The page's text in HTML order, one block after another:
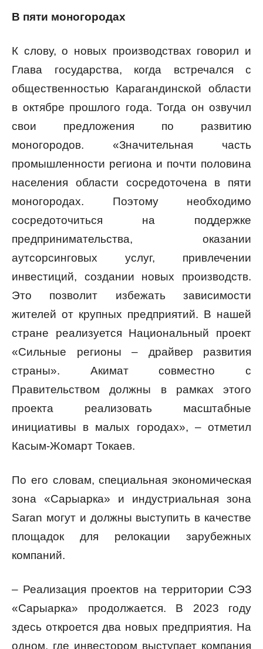
В пяти моногородах
К слову, о новых производствах говорил и
Глава государства, когда встречался с
общественностью Карагандинской области
в октябре прошлого года. Тогда он озвучил
свои предложения по развитию
моногородов. «Значительная часть
промышленности региона и почти половина
населения области сосредоточена в пяти
моногородах. Поэтому необходимо
сосредоточиться на поддержке
предпринимательства, оказании
аутсорсинговых услуг, привлечении
инвестиций, создании новых производств.
Это позволит избежать зависимости
жителей от крупных предприятий. В нашей
стране реализуется Национальный проект
«Сильные регионы – драйвер развития
страны». Акимат совместно с
Правительством должны в рамках этого
проекта реализовать масштабные
инициативы в малых городах», – отметил
Касым-Жомарт Токаев.
По его словам, специальная экономическая
зона «Сарыарка» и индустриальная зона
Saran могут и должны выступить в качестве
площадок для релокации зарубежных
компаний.
– Реализация проектов на территории СЭЗ
«Сарыарка» продолжается. В 2023 году
здесь откроется два новых предприятия. На
одном, где инвестором выступает компания